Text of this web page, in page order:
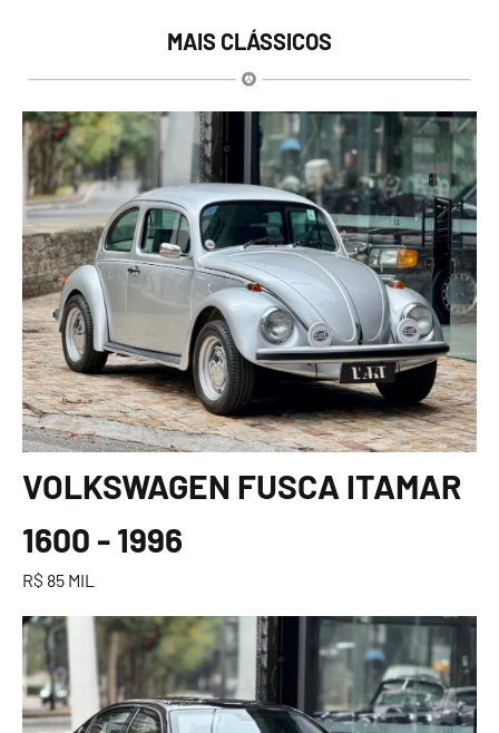
MAIS CLÁSSICOS
VOLKSWAGEN FUSCA ITAMAR
1600 - 1996
R$ 85 MIL